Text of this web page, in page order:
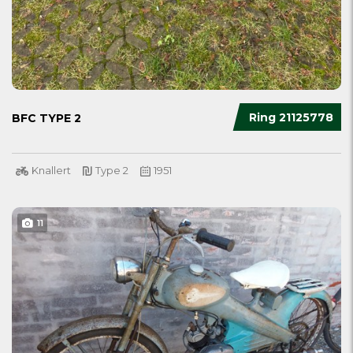
Ring 21125778
BFC TYPE 2
Knallert Type 2 1951
11